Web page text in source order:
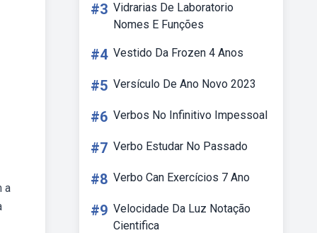
a
#3 Vidrarias De Laboratorio
Nomes E Funções
#4 Vestido Da Frozen 4 Anos
#5 Versículo De Ano Novo 2023
#6 Verbos No Infinitivo Impessoal
#7 Verbo Estudar No Passado
#8 Verbo Can Exercícios 7 Ano
#9 Velocidade Da Luz Notação
Cientifica